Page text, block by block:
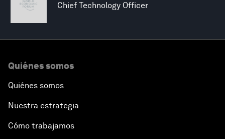
Chief Technology Officer
Quiénes somos
Quiénes somos
Nuestra estrategia
Cómo trabajamos